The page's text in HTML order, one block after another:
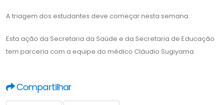
A triagem dos estudantes deve começar nesta semana.
Esta ação da Secretaria da Saúde e da Secretaria de Educação
tem parceria com a equipe do médico Cláudio Sugiyama.
Compartilhar